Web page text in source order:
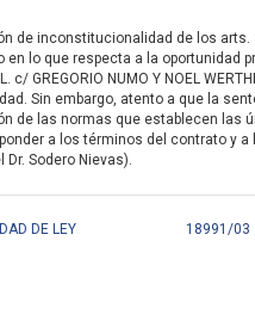
de inconstitucionalidad de los arts.
lo que respecta a la oportunidad
GREGORIO NUMO Y NOEL
Sin embargo, atento a que la
de las normas que establecen las
a los términos del contrato y
Sodero Nievas).
DE LEY 18991/03